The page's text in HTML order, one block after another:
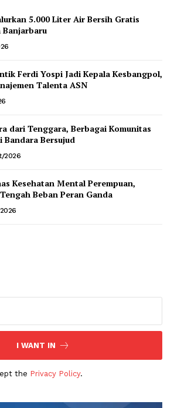
5.000 Liter Air Bersih Gratis
Banjarbaru
Ferdi Yospi Jadi Kepala Kesbangpol,
Talenta ASN
dari Tenggara, Berbagai Komunitas
Bandara Bersujud
2026
Kesehatan Mental Perempuan,
Beban Peran Ganda
I WANT IN
the Privacy Policy.